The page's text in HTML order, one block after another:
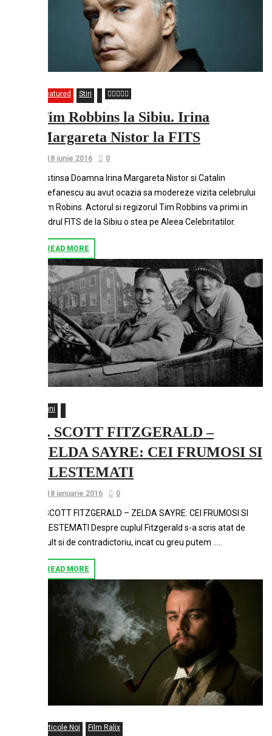
Featured Stiri
Tim Robbins la Sibiu. Irina
Margareta Nistor la FITS
18 iunie 2016 0
Distinsa Doamna Irina Margareta Nistor si Catalin
Stefanescu au avut ocazia sa modereze vizita celebrului
Tim Robins. Actorul si regizorul Tim Robbins va primi in
cadrul FITS de la Sibiu o stea pe Aleea Celebritatilor.
READ MORE
Luni
F. SCOTT FITZGERALD –
ZELDA SAYRE: CEI FRUMOSI SI
BLESTEMATI
18 ianuarie 2016 0
F.SCOTT FITZGERALD – ZELDA SAYRE: CEI FRUMOSI SI
BLESTEMATI Despre cuplul Fitzgerald s-a scris atat de
mult si de contradictoriu, incat cu greu putem …..
READ MORE
Articole Noi Film Ralix